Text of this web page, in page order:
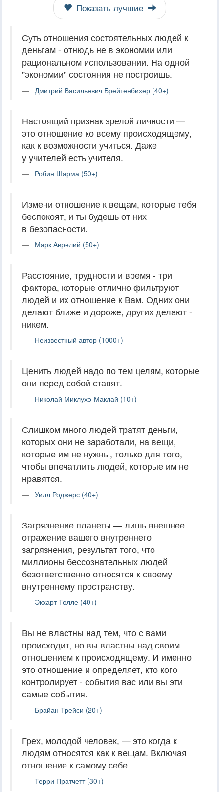
Показать лучшие
Суть отношения состоятельных людей к
деньгам - отнюдь не в экономии или
рациональном использовании. На одной
"экономии" состояния не построишь.
Дмитрий Васильевич Брейтенбихер (40+)
Настоящий признак зрелой личности —
это отношение ко всему происходящему,
как к возможности учиться. Даже
у учителей есть учителя.
Робин Шарма (50+)
Измени отношение к вещам, которые тебя
беспокоят, и ты будешь от них
в безопасности.
Марк Аврелий (50+)
Расстояние, трудности и время - три
фактора, которые отлично фильтруют
людей и их отношение к Вам. Одних они
делают ближе и дороже, других делают -
никем.
Неизвестный автор (1000+)
Ценить людей надо по тем целям, которые
они перед собой ставят.
Николай Миклухо-Маклай (10+)
Слишком много людей тратят деньги,
которых они не заработали, на вещи,
которые им не нужны, только для того,
чтобы впечатлить людей, которые им не
нравятся.
Уилл Роджерс (40+)
Загрязнение планеты — лишь внешнее
отражение вашего внутреннего
загрязнения, результат того, что
миллионы бессознательных людей
безответственно относятся к своему
внутреннему пространству.
Экхарт Толле (40+)
Вы не властны над тем, что с вами
происходит, но вы властны над своим
отношением к происходящему. И именно
это отношение и определяет, кто кого
контролирует - события вас или вы эти
самые события.
Брайан Трейси (20+)
Грех, молодой человек, — это когда к
людям относятся как к вещам. Включая
отношение к самому себе.
Терри Пратчетт (30+)